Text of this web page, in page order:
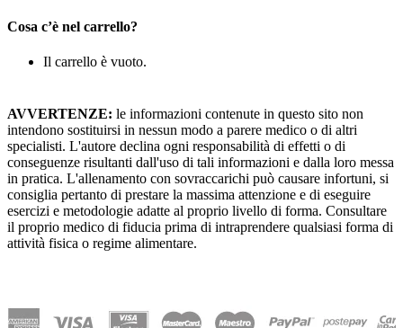
Cosa c’è nel carrello?
Il carrello è vuoto.
AVVERTENZE: le informazioni contenute in questo sito non
intendono sostituirsi in nessun modo a parere medico o di altri
specialisti. L'autore declina ogni responsabilità di effetti o di
conseguenze risultanti dall'uso di tali informazioni e dalla loro messa
in pratica. L'allenamento con sovraccarichi può causare infortuni, si
consiglia pertanto di prestare la massima attenzione e di eseguire
esercizi e metodologie adatte al proprio livello di forma. Consultare
il proprio medico di fiducia prima di intraprendere qualsiasi forma di
attività fisica o regime alimentare.